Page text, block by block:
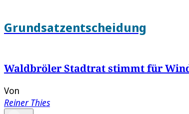
Grundsatzentscheidung
Waldbröler Stadtrat stimmt für
Von
Reiner Thies